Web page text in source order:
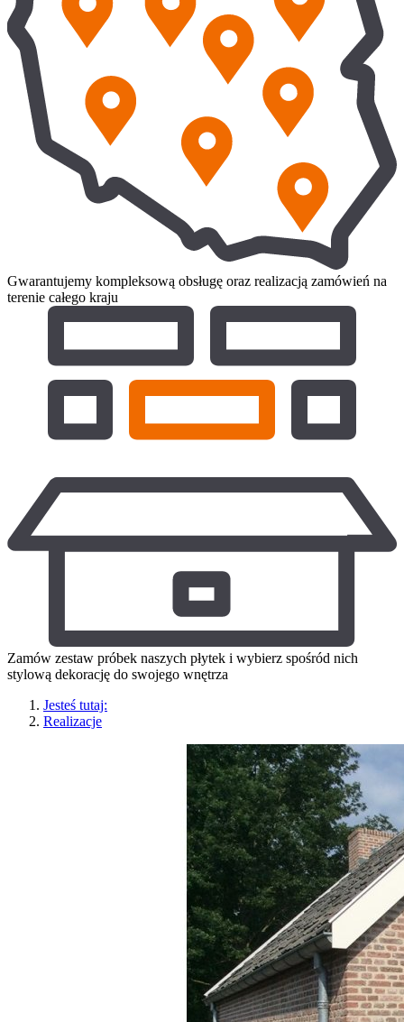
Gwarantujemy kompleksową obsługę oraz realizacją zamówień na
terenie całego kraju
Zamów zestaw próbek naszych płytek i wybierz spośród nich
stylową dekorację do swojego wnętrza
Jesteś tutaj:
Realizacje